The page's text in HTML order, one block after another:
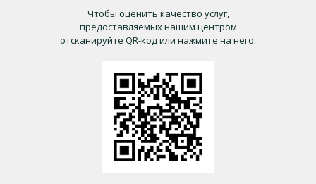
Чтобы оценить качество услуг,
предоставляемых нашим центром
отсканируйте QR-код или нажмите на него.